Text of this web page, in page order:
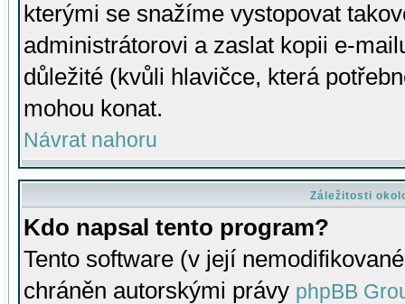
kterými se snažíme vystopovat
administrátorovi a zaslat kopii e-
důležité (kvůli hlavičce, která
mohou konat.
Návrat nahoru
Záležitosti
Kdo napsal tento program?
Tento software (v její
chráněn autorskými právy phpBB